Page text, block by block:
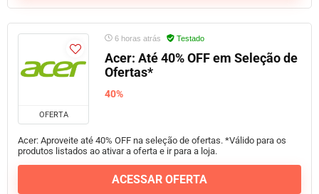
OFERTA
6 horas atrás Testado
Acer: Até 40% OFF em Seleção de
Ofertas*
40%
Acer: Aproveite até 40% OFF na seleção de ofertas. *Válido para os
produtos listados ao ativar a oferta e ir para a loja.
ACESSAR OFERTA